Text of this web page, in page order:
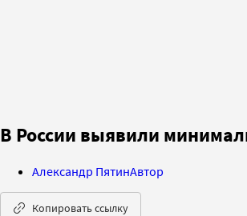
В России выявили
Александр ПятинАвтор
Копировать ссылку